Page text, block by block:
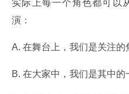
实际上每一个角色都可以
演：
A. 在舞台上，我们是关注的
B. 在大家中，我们是其中的